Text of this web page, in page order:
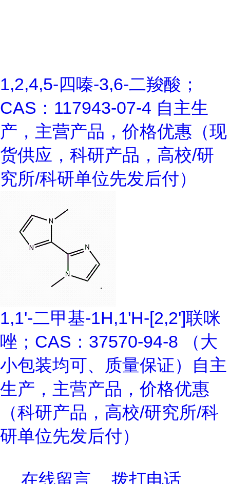
1,2,4,5-四嗪-3,6-二羧酸；
CAS：117943-07-4 自主生
产，主营产品，价格优惠（现
货供应，科研产品，高校/研
究所/科研单位先发后付）
1,1'-二甲基-1H,1'H-[2,2']联咪
唑；CAS：37570-94-8 （大
小包装均可、质量保证）自主
生产，主营产品，价格优惠
（科研产品，高校/研究所/科
研单位先发后付）
在线留言 拨打电话